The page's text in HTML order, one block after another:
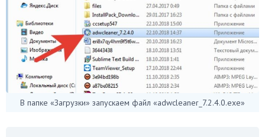
В папке «Загрузки» запускаем файл «adwcleaner_7.2.4.0.exe»